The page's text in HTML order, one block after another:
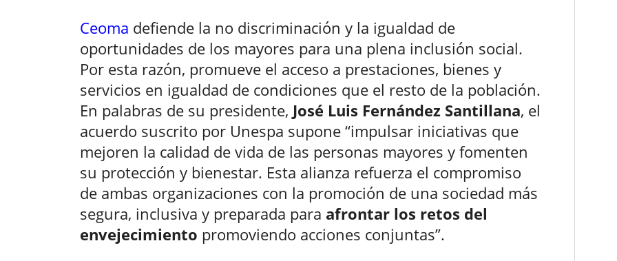
Ceoma defiende la no discriminación y la igualdad de
oportunidades de los mayores para una plena inclusión social.
Por esta razón, promueve el acceso a prestaciones, bienes y
servicios en igualdad de condiciones que el resto de la población.
En palabras de su presidente, José Luis Fernández Santillana, el
acuerdo suscrito por Unespa supone “impulsar iniciativas que
mejoren la calidad de vida de las personas mayores y fomenten
su protección y bienestar. Esta alianza refuerza el compromiso
de ambas organizaciones con la promoción de una sociedad más
segura, inclusiva y preparada para afrontar los retos del
envejecimiento promoviendo acciones conjuntas”.